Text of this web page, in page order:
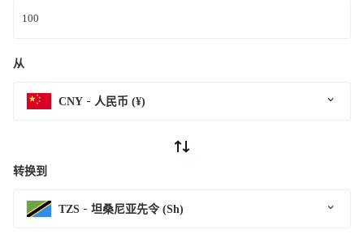
从
CNY 人民币 (¥)
转换到
TZS 坦桑尼亚先令 (Sh)